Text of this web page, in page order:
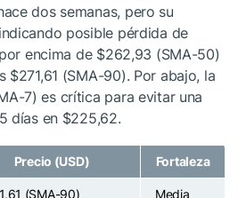
dos semanas, pero su
posible pérdida de
encima de $262,93 (SMA-50)
$271,61 (SMA-90). Por abajo, la
7) es crítica para evitar una
días en $225,62.
Precio (USD) Fortaleza
(SMA-90) Media